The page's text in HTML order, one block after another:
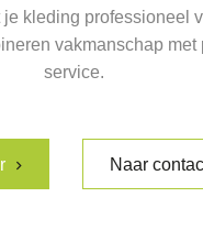
kleding professioneel
vakmanschap met
service.
Naar